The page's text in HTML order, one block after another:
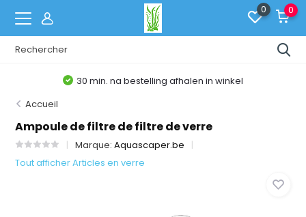
0 0
30 min. na bestelling afhalen in winkel
Accueil
Ampoule de filtre de filtre de verre
Marque:Aquascaper.be
Tout afficher Articles en verre